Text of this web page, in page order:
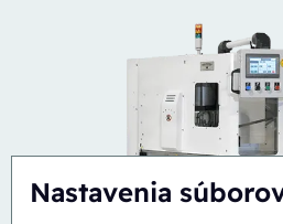
Nastavenia